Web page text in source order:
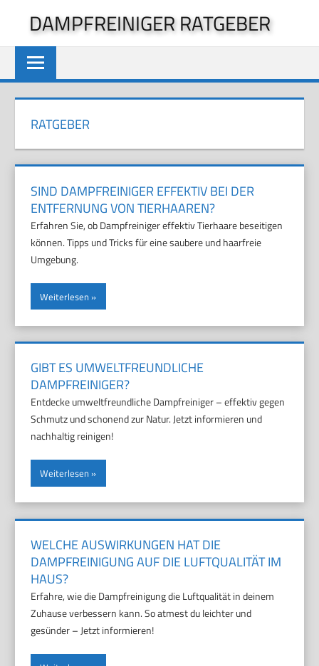
springen
DAMPFREINIGER RATGEBER
RATGEBER
SIND DAMPFREINIGER EFFEKTIV BEI DER
ENTFERNUNG VON TIERHAAREN?
Erfahren Sie, ob Dampfreiniger effektiv Tierhaare beseitigen
können. Tipps und Tricks für eine saubere und haarfreie
Umgebung.
Weiterlesen
GIBT ES UMWELTFREUNDLICHE
DAMPFREINIGER?
Entdecke umweltfreundliche Dampfreiniger – effektiv gegen
Schmutz und schonend zur Natur. Jetzt informieren und
nachhaltig reinigen!
Weiterlesen
WELCHE AUSWIRKUNGEN HAT DIE
DAMPFREINIGUNG AUF DIE LUFTQUALITÄT IM
HAUS?
Erfahre, wie die Dampfreinigung die Luftqualität in deinem
Zuhause verbessern kann. So atmest du leichter und
gesünder – Jetzt informieren!